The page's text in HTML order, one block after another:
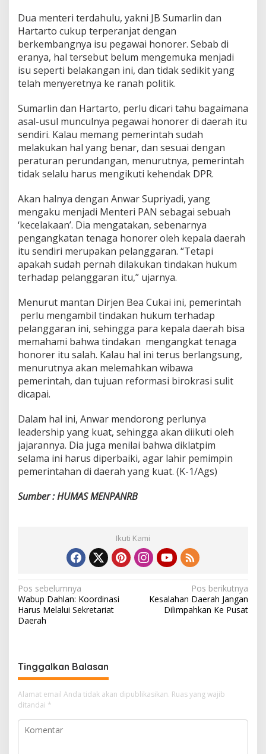
Dua menteri terdahulu, yakni JB Sumarlin dan
Hartarto cukup terperanjat dengan
berkembangnya isu pegawai honorer. Sebab di
eranya, hal tersebut belum mengemuka menjadi
isu seperti belakangan ini, dan tidak sedikit yang
telah menyeretnya ke ranah politik.
Sumarlin dan Hartarto, perlu dicari tahu bagaimana
asal-usul munculnya pegawai honorer di daerah itu
sendiri. Kalau memang pemerintah sudah
melakukan hal yang benar, dan sesuai dengan
peraturan perundangan, menurutnya, pemerintah
tidak selalu harus mengikuti kehendak DPR.
Akan halnya dengan Anwar Supriyadi, yang
mengaku menjadi Menteri PAN sebagai sebuah
‘kecelakaan’. Dia mengatakan, sebenarnya
pengangkatan tenaga honorer oleh kepala daerah
itu sendiri merupakan pelanggaran. “Tetapi
apakah sudah pernah dilakukan tindakan hukum
terhadap pelanggaran itu,” ujarnya.
Menurut mantan Dirjen Bea Cukai ini, pemerintah
perlu mengambil tindakan hukum terhadap
pelanggaran ini, sehingga para kepala daerah bisa
memahami bahwa tindakan mengangkat tenaga
honorer itu salah. Kalau hal ini terus berlangsung,
menurutnya akan melemahkan wibawa
pemerintah, dan tujuan reformasi birokrasi sulit
dicapai.
Dalam hal ini, Anwar mendorong perlunya
leadership yang kuat, sehingga akan diikuti oleh
jajarannya. Dia juga menilai bahwa diklatpim
selama ini harus diperbaiki, agar lahir pemimpin
pemerintahan di daerah yang kuat. (K-1/Ags)
Sumber : HUMAS MENPANRB
Ikuti Kami
N
a
v
g
a
s
i
p
Pos sebelumnya
Wabup Dahlan: Koordinasi
Harus Melalui Sekretariat
Daerah
Pos berikutnya
Kesalahan Daerah Jangan
Dilimpahkan Ke Pusat
Tinggalkan Balasan
Alamat email Anda tidak akan dipublikasikan. Ruas yang wajib
ditandai *